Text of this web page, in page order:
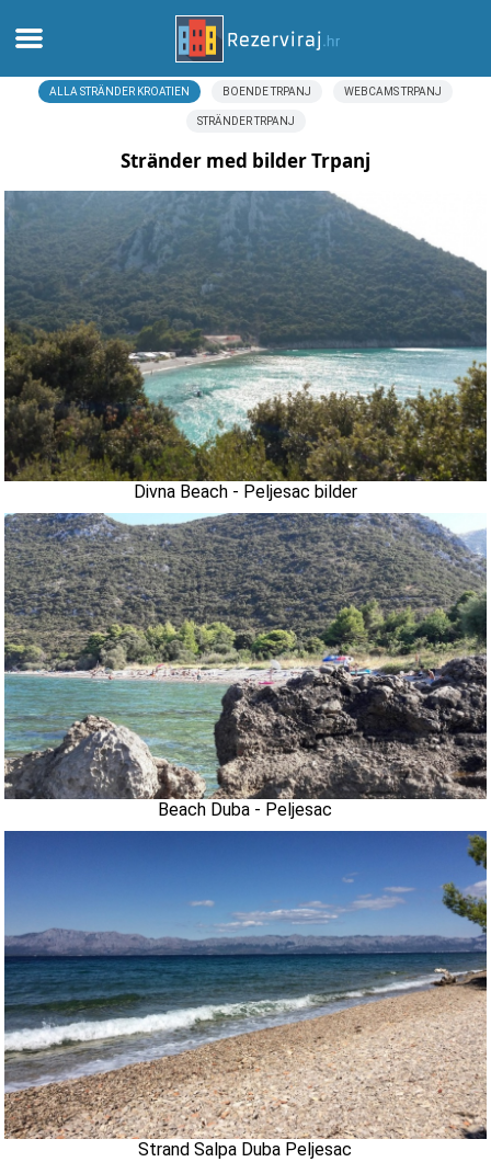
Hem
Turistinformation
Stränder
webcams
Möt Kroatien
museer
ALLA STRÄNDER KROATIEN BOENDE TRPANJ WEBCAMS TRPANJ
STRÄNDER TRPANJ
Stränder med bilder Trpanj
Divna Beach - Peljesac bilder
Beach Duba - Peljesac
Strand Salpa Duba Peljesac